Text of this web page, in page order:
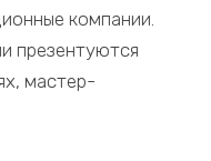
компании.
презентуются
мастер-